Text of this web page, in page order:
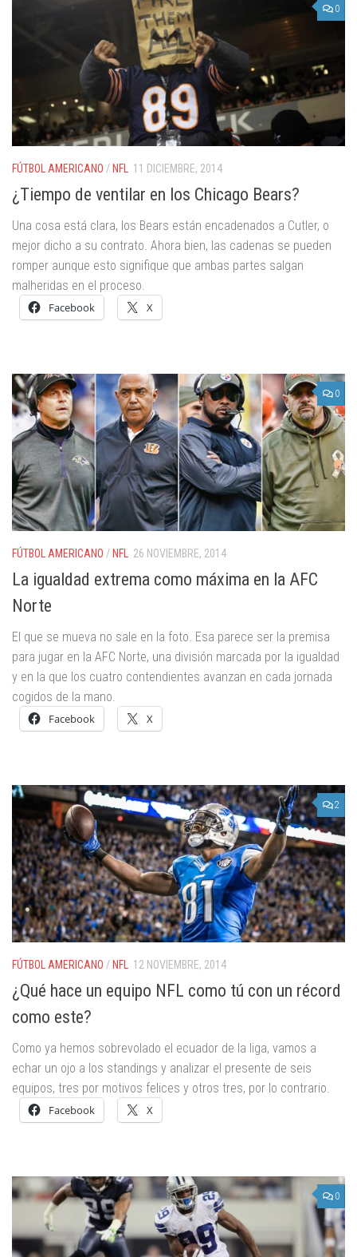
0
FÚTBOL AMERICANO /NFL 11 DICIEMBRE, 2014
¿Tiempo de ventilar en los Chicago Bears?
Una cosa está clara, los Bears están encadenados a Cutler, o
mejor dicho a su contrato. Ahora bien, las cadenas se pueden
romper aunque esto signifique que ambas partes salgan
malheridas en el proceso.
Facebook X
0
FÚTBOL AMERICANO / NFL 26 NOVIEMBRE, 2014
La igualdad extrema como máxima en la AFC
Norte
El que se mueva no sale en la foto. Esa parece ser la premisa
para jugar en la AFC Norte, una división marcada por la igualdad
y en la que los cuatro contendientes avanzan en cada jornada
cogidos de la mano.
Facebook X
2
FÚTBOL AMERICANO / NFL 12 NOVIEMBRE, 2014
¿Qué hace un equipo NFL como tú con un récord
como este?
Como ya hemos sobrevolado el ecuador de la liga, vamos a
echar un ojo a los standings y analizar el presente de seis
equipos, tres por motivos felices y otros tres, por lo contrario.
Facebook X
0